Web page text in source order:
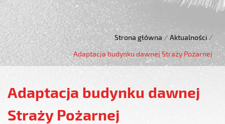
Strona główna / Aktualności /
Adaptacja budynku dawnej Straży Pożarnej
Adaptacja budynku dawnej
Straży Pożarnej